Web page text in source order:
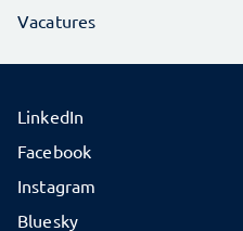
Vacatures
LinkedIn
Facebook
Instagram
Bluesky